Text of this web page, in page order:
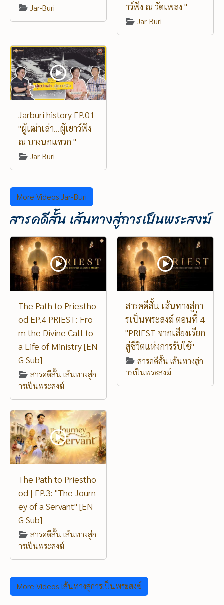
Jar-Buri
าว์ฟัง ณ วัดเพลง "
Jar-Buri
Jarburi history EP.01
"ผู้เฒ่าเล่า...ผู้เยาว์ฟัง
ณ บางนกแขวก "
Jar-Buri
More Videos Jar-Buri
สารคดีสั้น เส้นทางสู่การเป็นพระสงฆ์
The Path to Priestho
od EP.4 PRIEST: Fro
m the Divine Call to
a Life of Ministry [EN
G Sub]
สารคดีสั้น เส้นทางสู่ก
ารเป็นพระสงฆ์
สารคดีสั้น เส้นทางสู่กา
รเป็นพระสงฆ์ ตอนที่ 4
"PRIEST จากเสียงเรียก
สู่ชีวิตแห่งการรับใช้"
สารคดีสั้น เส้นทางสู่ก
ารเป็นพระสงฆ์
The Path to Priestho
od | EP.3: "The Journ
ey of a Servant" [EN
G Sub]
สารคดีสั้น เส้นทางสู่ก
ารเป็นพระสงฆ์
More Videos เส้นทางสู่การเป็นพระสงฆ์